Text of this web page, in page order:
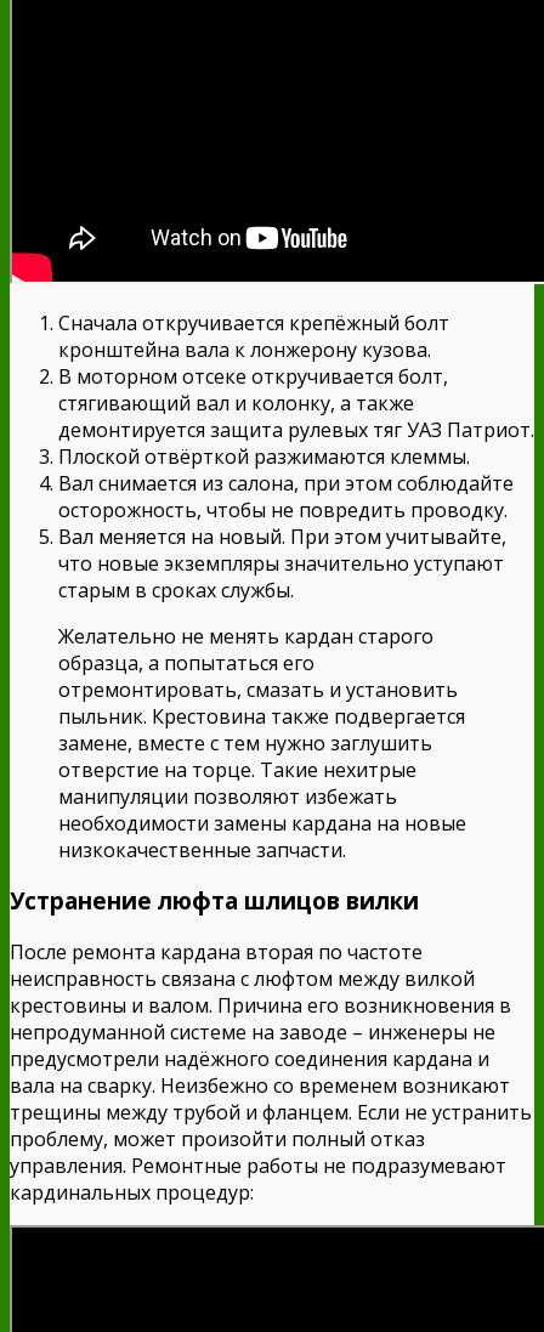
Сначала откручивается крепёжный болт
кронштейна вала к лонжерону кузова.
В моторном отсеке откручивается болт,
стягивающий вал и колонку, а также
демонтируется защита рулевых тяг УАЗ Патриот.
Плоской отвёрткой разжимаются клеммы.
Вал снимается из салона, при этом соблюдайте
осторожность, чтобы не повредить проводку.
Вал меняется на новый. При этом учитывайте,
что новые экземпляры значительно уступают
старым в сроках службы.
Желательно не менять кардан старого
образца, а попытаться его
отремонтировать, смазать и установить
пыльник. Крестовина также подвергается
замене, вместе с тем нужно заглушить
отверстие на торце. Такие нехитрые
манипуляции позволяют избежать
необходимости замены кардана на новые
низкокачественные запчасти.
Устранение люфта шлицов вилки
После ремонта кардана вторая по частоте
неисправность связана с люфтом между вилкой
крестовины и валом. Причина его возникновения в
непродуманной системе на заводе – инженеры не
предусмотрели надёжного соединения кардана и
вала на сварку. Неизбежно со временем возникают
трещины между трубой и фланцем. Если не устранить
проблему, может произойти полный отказ
управления. Ремонтные работы не подразумевают
кардинальных процедур: